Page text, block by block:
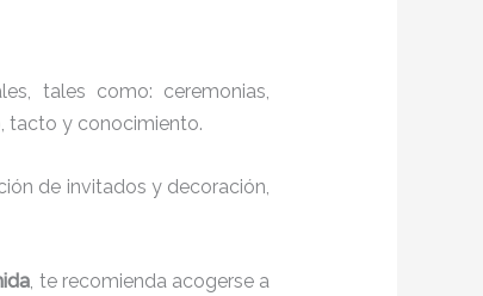
tales como: ceremonias,
tacto y conocimiento.
de invitados y decoración,
, te recomienda acogerse a